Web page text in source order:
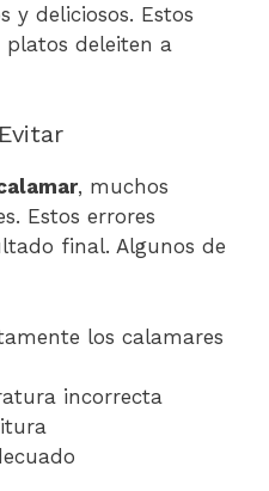
y deliciosos. Estos
deleiten a
, muchos
Estos errores
final. Algunos de
los calamares
incorrecta